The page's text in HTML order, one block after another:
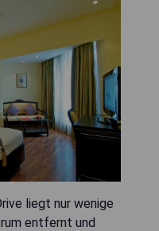
liegt nur wenige
entfernt und